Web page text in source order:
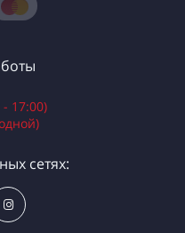
17:00)
сетях: